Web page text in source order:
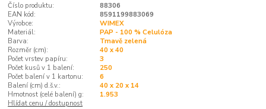
Číslo produktu:
88306
EAN kód:
8591199883069
Výrobce:
WIMEX
Materiál:
PAP - 100 % Celulóza
Barva:
Tmavě zelená
Rozměr (cm):
40 x 40
Počet vrstev papíru:
3
Počet kusů v 1 balení:
250
Počet balení v 1 kartonu:
6
Balení (cm) d.š.v.:
40 x 20 x 14
Hmotnost (celé balení) g:
1.953
Hlídat cenu / dostupnost